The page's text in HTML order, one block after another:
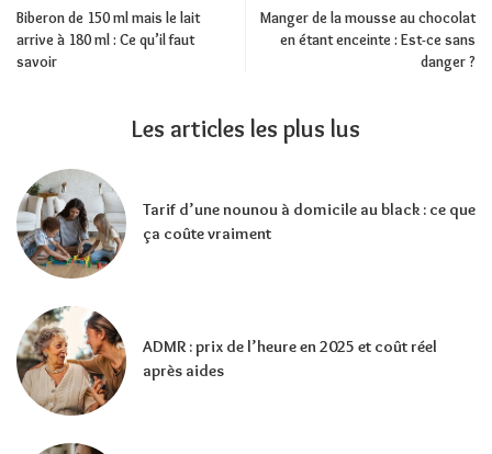
Biberon de 150 ml mais le lait
arrive à 180 ml : Ce qu’il faut
savoir
Manger de la mousse au chocolat
en étant enceinte : Est-ce sans
danger ?
Les articles les plus lus
Tarif d’une nounou à domicile au black : ce que
ça coûte vraiment
ADMR : prix de l’heure en 2025 et coût réel
après aides